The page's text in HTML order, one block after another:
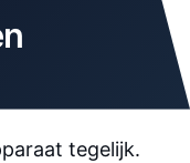
tegelijk.